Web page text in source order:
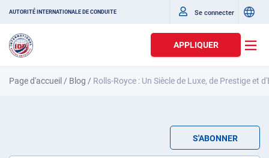
AUTORITÉ INTERNATIONALE DE CONDUITE Se connecter
APPLIQUER
Page d'accueil / Blog / Rolls-Royce : Un Siècle de Luxe, de Prestige et
S'ABONNER